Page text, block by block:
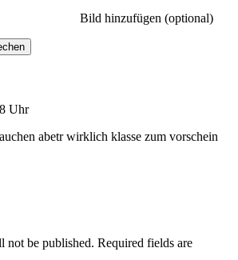
Bild hinzufügen (optional)
Uhr
abetr wirklich klasse zum vorschein
not be published. Required fields are